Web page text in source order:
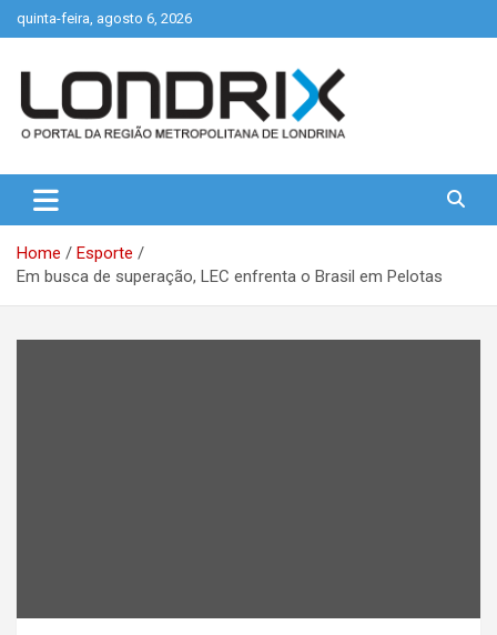
to
quinta-feira, agosto 6, 2026
Londrix
Home
Esporte
Em busca de superação, LEC enfrenta o Brasil em Pelotas